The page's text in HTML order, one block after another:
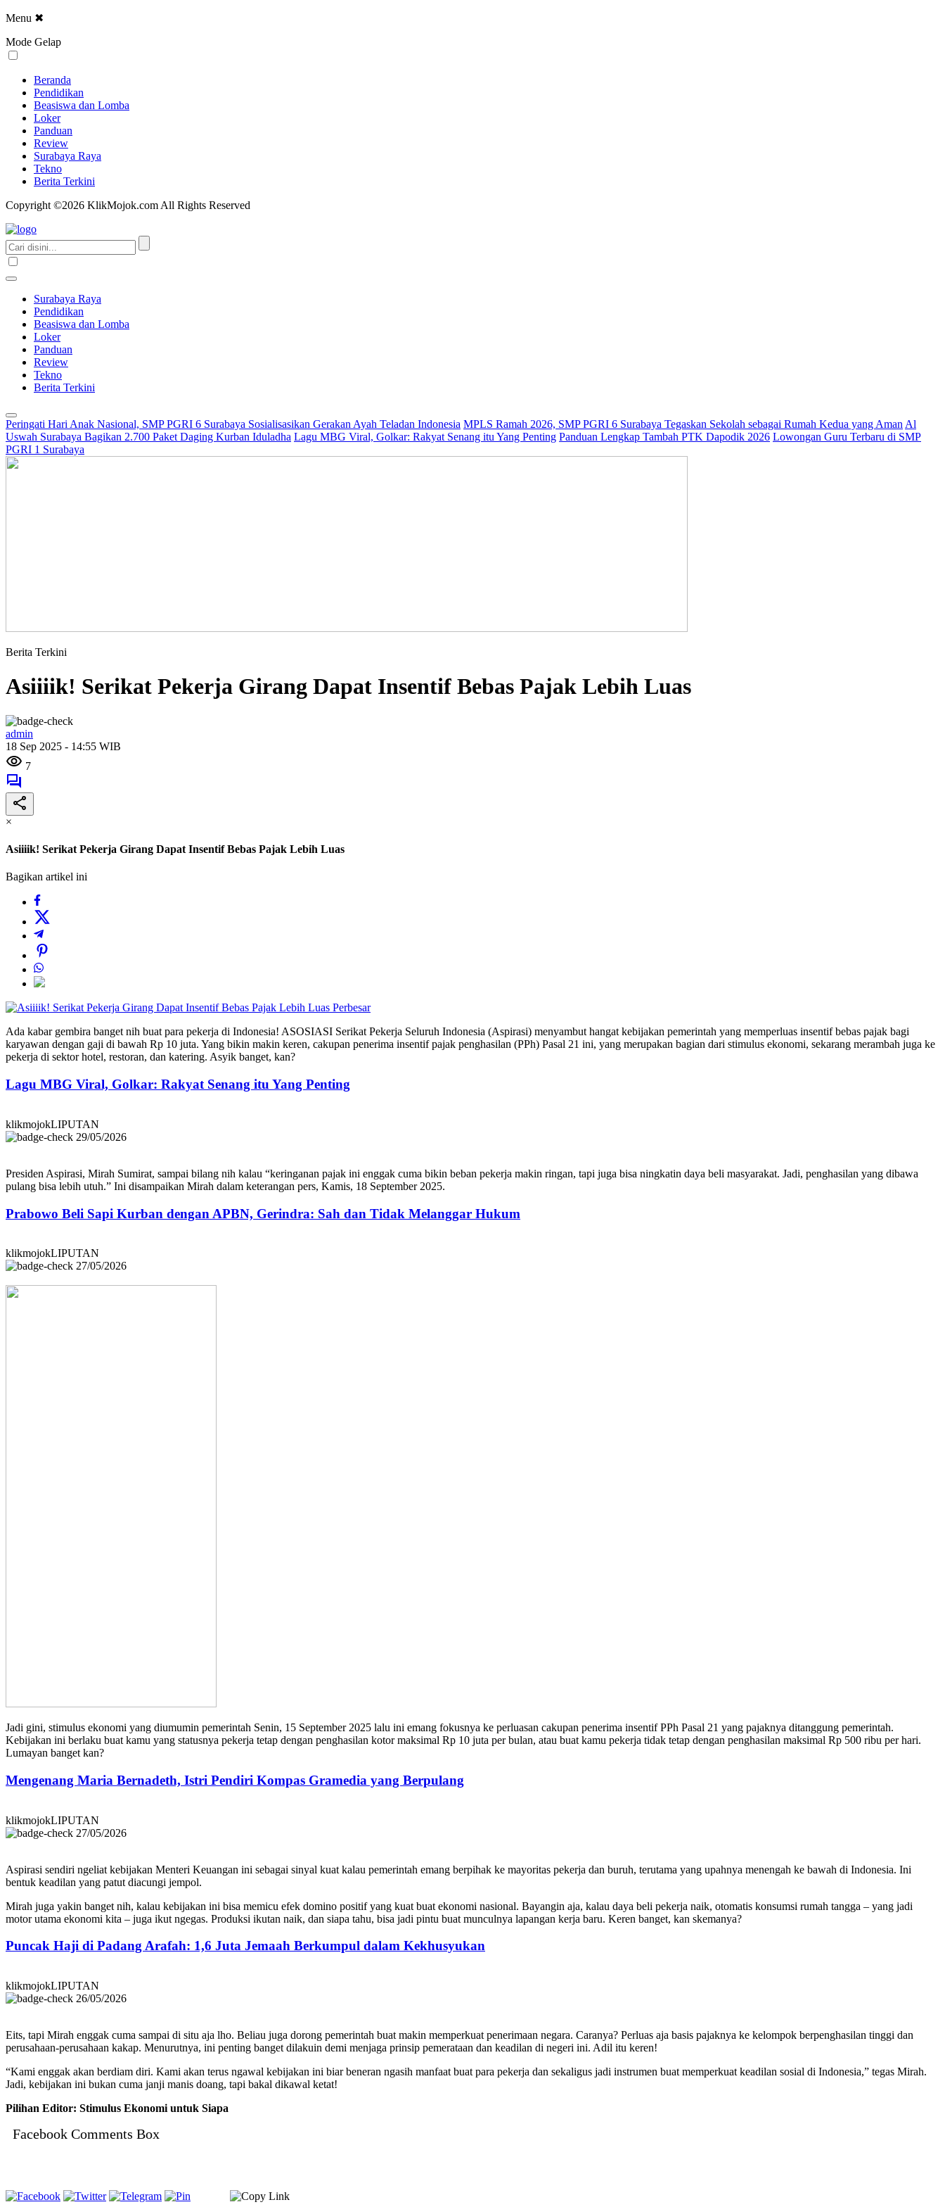
Menu ✖
Mode Gelap
Beranda
Pendidikan
Beasiswa dan Lomba
Loker
Panduan
Review
Surabaya Raya
Tekno
Berita Terkini
Copyright ©2026 KlikMojok.com All Rights Reserved
Surabaya Raya
Pendidikan
Beasiswa dan Lomba
Loker
Panduan
Review
Tekno
Berita Terkini
Peringati Hari Anak Nasional, SMP PGRI 6 Surabaya Sosialisasikan Gerakan Ayah Teladan Indonesia MPLS Ramah 2026, SMP PGRI 6 Surabaya Tegaskan Sekolah sebagai Rumah Kedua yang Aman Al
Uswah Surabaya Bagikan 2.700 Paket Daging Kurban Iduladha Lagu MBG Viral, Golkar: Rakyat Senang itu Yang Penting Panduan Lengkap Tambah PTK Dapodik 2026 Lowongan Guru Terbaru di SMP
PGRI 1 Surabaya
Berita Terkini
Asiiiik! Serikat Pekerja Girang Dapat Insentif Bebas Pajak Lebih Luas
admin
18 Sep 2025 - 14:55 WIB
7
×
Asiiiik! Serikat Pekerja Girang Dapat Insentif Bebas Pajak Lebih Luas
Bagikan artikel ini
Perbesar
Ada kabar gembira banget nih buat para pekerja di Indonesia! ASOSIASI Serikat Pekerja Seluruh Indonesia (Aspirasi) menyambut hangat kebijakan pemerintah yang memperluas insentif bebas pajak bagi
karyawan dengan gaji di bawah Rp 10 juta. Yang bikin makin keren, cakupan penerima insentif pajak penghasilan (PPh) Pasal 21 ini, yang merupakan bagian dari stimulus ekonomi, sekarang merambah juga ke
pekerja di sektor hotel, restoran, dan katering. Asyik banget, kan?
Lagu MBG Viral, Golkar: Rakyat Senang itu Yang Penting
klikmojokLIPUTAN
29/05/2026
Presiden Aspirasi, Mirah Sumirat, sampai bilang nih kalau “keringanan pajak ini enggak cuma bikin beban pekerja makin ringan, tapi juga bisa ningkatin daya beli masyarakat. Jadi, penghasilan yang dibawa
pulang bisa lebih utuh.” Ini disampaikan Mirah dalam keterangan pers, Kamis, 18 September 2025.
Prabowo Beli Sapi Kurban dengan APBN, Gerindra: Sah dan Tidak Melanggar Hukum
klikmojokLIPUTAN
27/05/2026
Jadi gini, stimulus ekonomi yang diumumin pemerintah Senin, 15 September 2025 lalu ini emang fokusnya ke perluasan cakupan penerima insentif PPh Pasal 21 yang pajaknya ditanggung pemerintah.
Kebijakan ini berlaku buat kamu yang statusnya pekerja tetap dengan penghasilan kotor maksimal Rp 10 juta per bulan, atau buat kamu pekerja tidak tetap dengan penghasilan maksimal Rp 500 ribu per hari.
Lumayan banget kan?
Mengenang Maria Bernadeth, Istri Pendiri Kompas Gramedia yang Berpulang
klikmojokLIPUTAN
27/05/2026
Aspirasi sendiri ngeliat kebijakan Menteri Keuangan ini sebagai sinyal kuat kalau pemerintah emang berpihak ke mayoritas pekerja dan buruh, terutama yang upahnya menengah ke bawah di Indonesia. Ini
bentuk keadilan yang patut diacungi jempol.
Mirah juga yakin banget nih, kalau kebijakan ini bisa memicu efek domino positif yang kuat buat ekonomi nasional. Bayangin aja, kalau daya beli pekerja naik, otomatis konsumsi rumah tangga – yang jadi
motor utama ekonomi kita – juga ikut ngegas. Produksi ikutan naik, dan siapa tahu, bisa jadi pintu buat munculnya lapangan kerja baru. Keren banget, kan skemanya?
Puncak Haji di Padang Arafah: 1,6 Juta Jemaah Berkumpul dalam Kekhusyukan
klikmojokLIPUTAN
26/05/2026
Eits, tapi Mirah enggak cuma sampai di situ aja lho. Beliau juga dorong pemerintah buat makin memperkuat penerimaan negara. Caranya? Perluas aja basis pajaknya ke kelompok berpenghasilan tinggi dan
perusahaan-perusahaan kakap. Menurutnya, ini penting banget dilakuin demi menjaga prinsip pemerataan dan keadilan di negeri ini. Adil itu keren!
“Kami enggak akan berdiam diri. Kami akan terus ngawal kebijakan ini biar beneran ngasih manfaat buat para pekerja dan sekaligus jadi instrumen buat memperkuat keadilan sosial di Indonesia,” tegas Mirah.
Jadi, kebijakan ini bukan cuma janji manis doang, tapi bakal dikawal ketat!
Pilihan Editor: Stimulus Ekonomi untuk Siapa
Facebook Comments Box